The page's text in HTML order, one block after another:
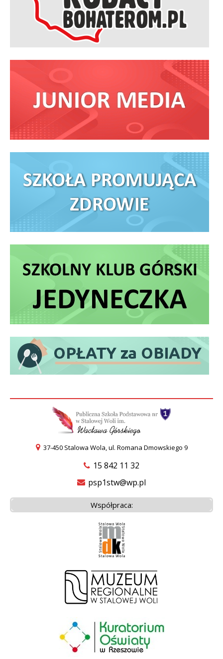
37-450 Stalowa Wola, ul. Romana Dmowskiego 9
15 842 11 32
psp1stw@wp.pl
Współpraca: